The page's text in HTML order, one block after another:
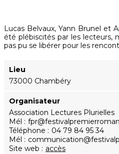
Lucas Belvaux, Yann Brunel et
été plébiscités par les lecteurs,
pas pu se libérer pour les
Lieu
73000 Chambéry
Organisateur
Association Lectures Plurielles
Mél
Téléphone
04 79 84 95 34
Mél
Site web
accès